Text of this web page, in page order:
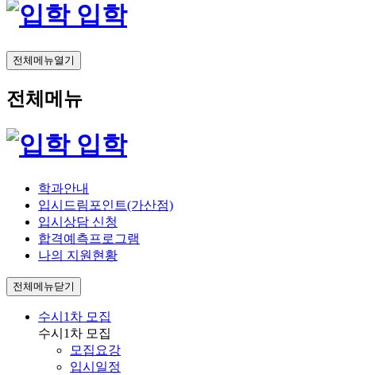
입학
전체메뉴열기
전체메뉴
입학
학과안내
입시드림포인트(가산점)
입시상담 신청
합격예측프로그램
나의 지원현황
전체메뉴닫기
수시1차 모집
수시1차 모집
모집요강
입시일정